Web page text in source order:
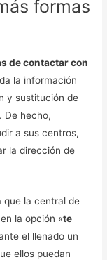
formas
de contactar con
la información
y sustitución de
De hecho,
a sus centros,
la dirección de
que la central de
la opción «te
el llenado un
ellos puedan